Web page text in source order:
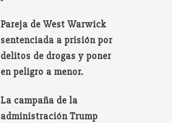
Pareja de West Warwick
sentenciada a prisión por
delitos de drogas y poner
en peligro a menor.
La campaña de la
administración Trump